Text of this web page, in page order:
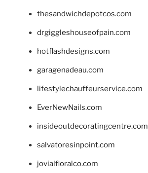
thesandwichdepotcos.com
drgiggleshouseofpain.com
hotflashdesigns.com
garagenadeau.com
lifestylechauffeurservice.com
EverNewNails.com
insideoutdecoratingcentre.com
salvatoresinpoint.com
jovialfloralco.com